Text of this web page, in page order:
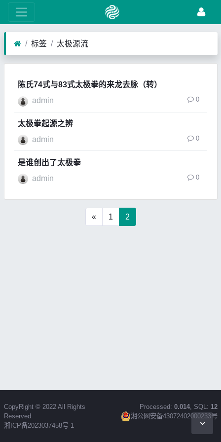
标签 太极源流
陈氏74式与83式太极拳的来龙去脉（转）
admin
0
太极拳起源之辨
admin
0
是谁创出了太极拳
admin
0
« 1 2
CopyRight © 2022 All Rights
Reserved
湘ICP备2023037458号-1
Processed: 0.014, SQL: 12
湘公网安备43072402000233号